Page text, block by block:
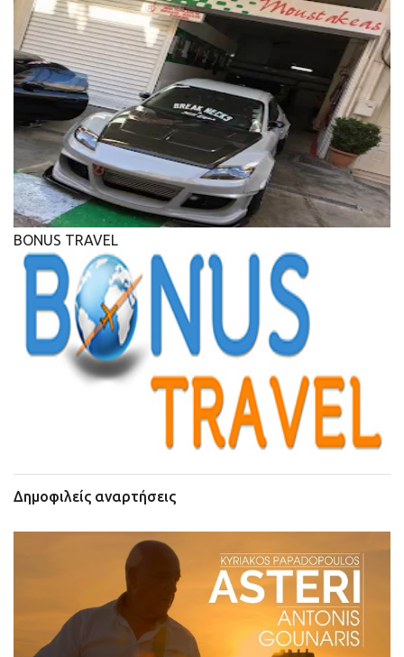
BONUS TRAVEL
Δημοφιλείς αναρτήσεις